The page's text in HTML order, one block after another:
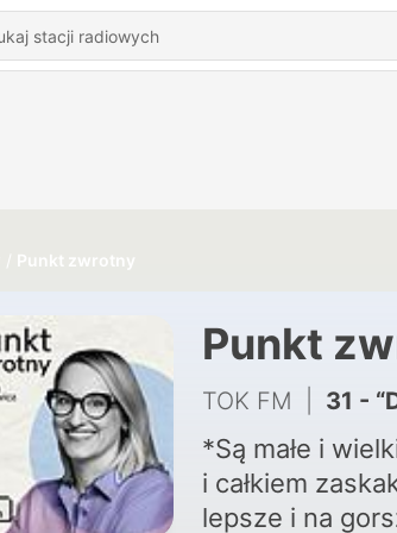
Punkt zwrotny
Punkt
TOK FM 31 - “Do zapachu śmierci można
*Są małe i
i całkiem
lepsze i na